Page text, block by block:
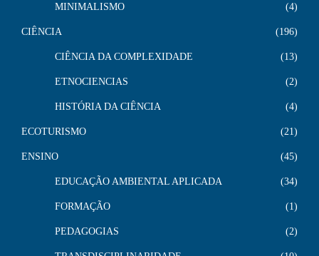
MINIMALISMO 4
CIÊNCIA 196
CIÊNCIA DA COMPLEXIDADE 13
ETNOCIENCIAS 2
HISTÓRIA DA CIÊNCIA 4
ECOTURISMO 21
ENSINO 45
EDUCAÇÃO AMBIENTAL APLICADA 34
FORMAÇÃO 1
PEDAGOGIAS 2